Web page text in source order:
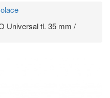
Universal tl. 35 mm /